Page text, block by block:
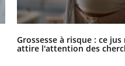
Grossesse à risque : ce
attire l'attention des